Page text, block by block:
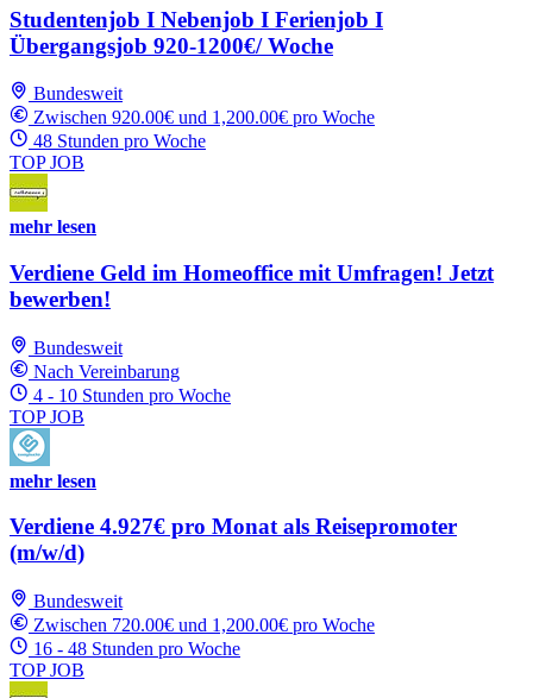
Studentenjob I Nebenjob I Ferienjob I
Übergangsjob 920-1200€/ Woche
Bundesweit
Zwischen 920.00€ und 1,200.00€ pro Woche
48 Stunden pro Woche
TOP JOB
mehr lesen
Verdiene Geld im Homeoffice mit Umfragen! Jetzt
bewerben!
Bundesweit
Nach Vereinbarung
4 - 10 Stunden pro Woche
TOP JOB
mehr lesen
Verdiene 4.927€ pro Monat als Reisepromoter
(m/w/d)
Bundesweit
Zwischen 720.00€ und 1,200.00€ pro Woche
16 - 48 Stunden pro Woche
TOP JOB